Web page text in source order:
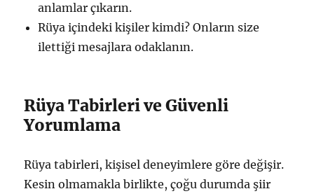
anlamlar çıkarın.
Rüya içindeki kişiler kimdi? Onların size
ilettiği mesajlara odaklanın.
Rüya Tabirleri ve Güvenli
Yorumlama
Rüya tabirleri, kişisel deneyimlere göre değişir.
Kesin olmamakla birlikte, çoğu durumda şiir